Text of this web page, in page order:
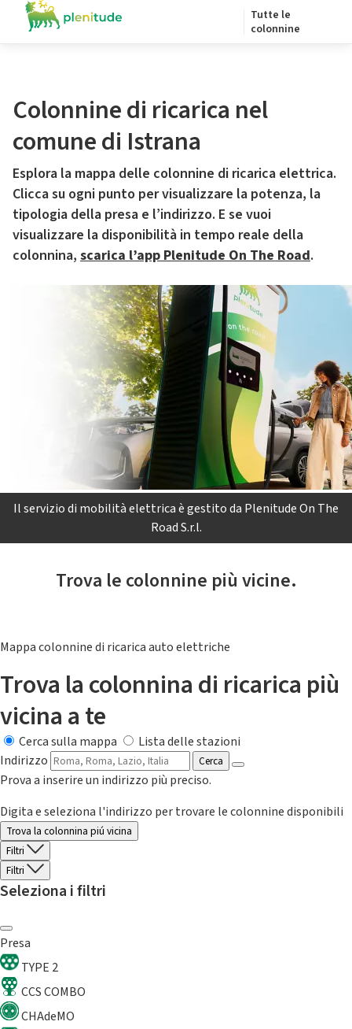
Tutte le
colonnine
Colonnine di ricarica nel
comune di Istrana
Esplora la mappa delle colonnine di ricarica elettrica.
Clicca su ogni punto per visualizzare la potenza, la
tipologia della presa e l’indirizzo. E se vuoi
visualizzare la disponibilità in tempo reale della
colonnina, scarica l’app Plenitude On The Road.
Il servizio di mobilità elettrica è gestito da Plenitude On The
Road S.r.l.
Trova le colonnine più vicine.
Mappa colonnine di ricarica auto elettriche
Trova la colonnina di ricarica più
vicina a te
Cerca sulla mappa
Lista delle stazioni
Indirizzo
Cerca
Prova a inserire un indirizzo più preciso.
Digita e seleziona l'indirizzo per trovare le colonnine disponibili
Trova la colonnina piú vicina
Filtri
Filtri
Seleziona i filtri
Presa
TYPE 2
CCS COMBO
CHAdeMO